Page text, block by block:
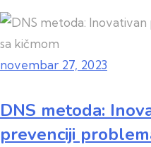
novembar 27, 2023
DNS metoda:
prevenciji